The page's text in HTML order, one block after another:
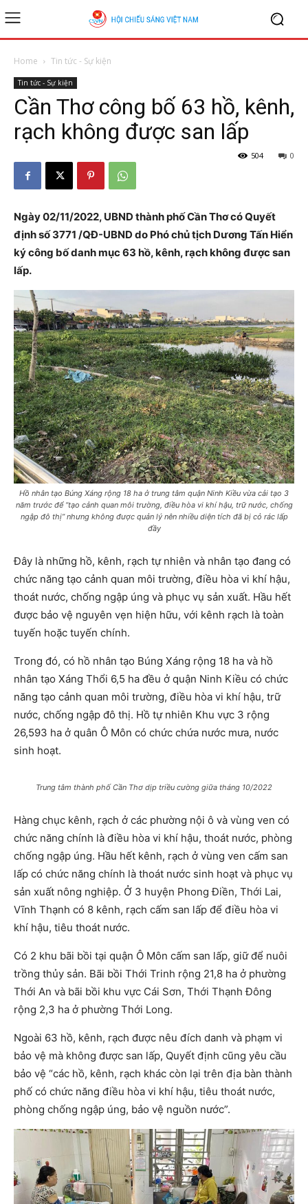
Home Tin tức - Sự kiện
Tin tức - Sự kiện
Cần Thơ công bố 63 hồ, kênh,
rạch không được san lấp
0
504
Ngày 02/11/2022, UBND thành phố Cần Thơ có Quyết
định số 3771 /QĐ-UBND do Phó chủ tịch Dương Tấn Hiển
ký công bố danh mục 63 hồ, kênh, rạch không được san
lấp.
Hồ nhân tạo Búng Xáng rộng 18 ha ở trung tâm quận Ninh Kiều vừa cải tạo 3
năm trước để “tạo cảnh quan môi trường, điều hòa vi khí hậu, trữ nước, chống
ngập đô thị” nhưng không được quản lý nên nhiều diện tích đã bị cỏ rác lấp
đầy
Đây là những hồ, kênh, rạch tự nhiên và nhân tạo đang có
chức năng tạo cảnh quan môi trường, điều hòa vi khí hậu,
thoát nước, chống ngập úng và phục vụ sản xuất. Hầu hết
được bảo vệ nguyên vẹn hiện hữu, với kênh rạch là toàn
tuyến hoặc tuyến chính.
Trong đó, có hồ nhân tạo Búng Xáng rộng 18 ha và hồ
nhân tạo Xáng Thổi 6,5 ha đều ở quận Ninh Kiều có chức
năng tạo cảnh quan môi trường, điều hòa vi khí hậu, trữ
nước, chống ngập đô thị. Hồ tự nhiên Khu vực 3 rộng
26,593 ha ở quân Ô Môn có chức chứa nước mưa, nước
sinh hoạt.
Trung tâm thành phố Cần Thơ dịp triều cường giữa tháng 10/2022
Hàng chục kênh, rạch ở các phường nội ô và vùng ven có
chức năng chính là điều hòa vi khí hậu, thoát nước, phòng
chống ngập úng. Hầu hết kênh, rạch ở vùng ven cấm san
lấp có chức năng chính là thoát nước sinh hoạt và phục vụ
sản xuất nông nghiệp. Ở 3 huyện Phong Điền, Thới Lai,
Vĩnh Thạnh có 8 kênh, rạch cấm san lấp để điều hòa vi
khí hậu, tiêu thoát nước.
Có 2 khu bãi bồi tại quận Ô Môn cấm san lấp, giữ để nuôi
trồng thủy sản. Bãi bồi Thới Trinh rộng 21,8 ha ở phường
Thới An và bãi bồi khu vực Cái Sơn, Thới Thạnh Đông
rộng 2,3 ha ở phường Thới Long.
Ngoài 63 hồ, kênh, rạch được nêu đích danh và phạm vi
bảo vệ mà không được san lấp, Quyết định cũng yêu cầu
bảo vệ “các hồ, kênh, rạch khác còn lại trên địa bàn thành
phố có chức năng điều hòa vi khí hậu, tiêu thoát nước,
phòng chống ngập úng, bảo vệ nguồn nước”.